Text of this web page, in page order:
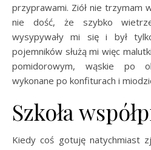
przyprawami. Ziół nie trzymam
nie dość, że szybko
wysypywały mi się i był
pojemników służą mi więc
pomidorowym, wąskie po
wykonane po konfiturach i
Szkoła
Kiedy coś gotuję natychmiast